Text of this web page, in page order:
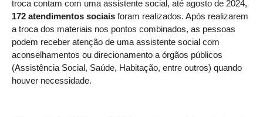
troca contam com uma assistente social, até agosto de 2024,
172 atendimentos sociais foram realizados. Após realizarem
a troca dos materiais nos pontos combinados, as pessoas
podem receber atenção de uma assistente social com
aconselhamentos ou direcionamento a órgãos públicos
(Assistência Social, Saúde, Habitação, entre outros) quando
houver necessidade.